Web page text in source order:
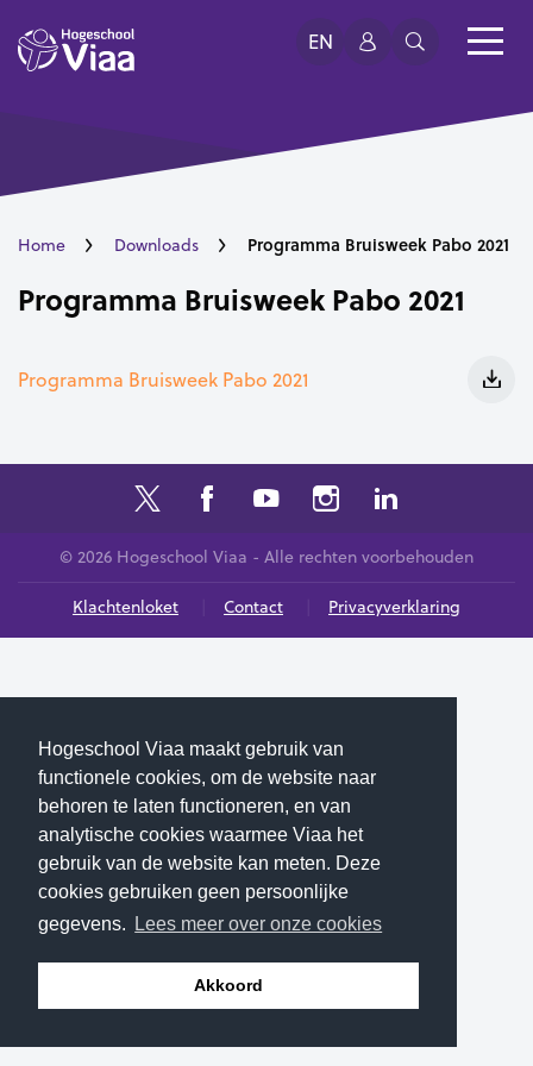
Hogeschool Viaa maakt gebruik van
functionele cookies, om de website naar
behoren te laten functioneren, en van
analytische cookies waarmee Viaa het
gebruik van de website kan meten. Deze
cookies gebruiken geen persoonlijke
gegevens.
Lees meer over onze cookies
Akkoord
EN
Home Downloads Programma Bruisweek Pabo 2021
Programma Bruisweek Pabo 2021
Programma Bruisweek Pabo 2021
© 2026 Hogeschool Viaa - Alle rechten voorbehouden
Klachtenloket Contact Privacyverklaring